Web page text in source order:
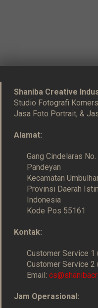
Shaniba Creative
Studio Fotografi
Jasa Foto Portrait, &
Alamat:
Gang Cindelaras
Pandeyan
Kecamatan
Provinsi Daerah
Indonesia
Kode Pos 55161
Kontak:
Customer Service 1
Customer Service 2
Email:
Jam Operasional: